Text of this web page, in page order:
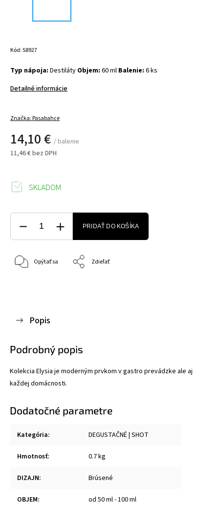
Kód:S8927
Typ nápoja: Destiláty Objem: 60 ml Balenie: 6 ks
Detailné informácie
Značka:Pasabahce
14,10 € / balenie
11,46 € bez DPH
SKLADOM
PRIDAŤ DO KOŠÍKA
Opýtať sa Zdieľať
Popis
Podrobný popis
Kolekcia Elysia je moderným prvkom v gastro prevádzke ale aj
každej domácnosti.
Dodatočné parametre
Kategória: DEGUSTAČNÉ | SHOT
Hmotnosť: 0.7 kg
DIZAJN: Brúsené
OBJEM: od 50 ml - 100 ml